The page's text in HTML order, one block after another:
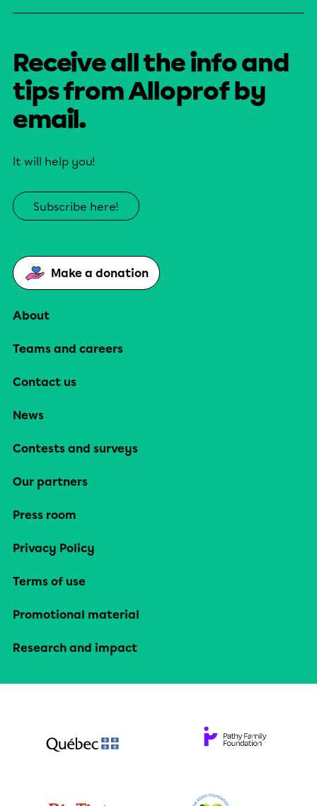
Receive all the info and
tips from Alloprof by
email.
It will help you!
Subscribe here!
Make a donation
About
Teams and careers
Contact us
News
Contests and surveys
Our partners
Press room
Privacy Policy
Terms of use
Promotional material
Research and impact